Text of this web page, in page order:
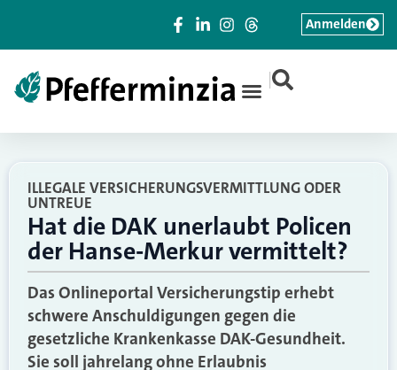
|
Anmelden
ILLEGALE VERSICHERUNGSVERMITTLUNG ODER
UNTREUE
Hat die DAK unerlaubt Policen
der Hanse-Merkur vermittelt?
Das Onlineportal Versicherungstip erhebt
schwere Anschuldigungen gegen die
gesetzliche Krankenkasse DAK-Gesundheit.
Sie soll jahrelang ohne Erlaubnis